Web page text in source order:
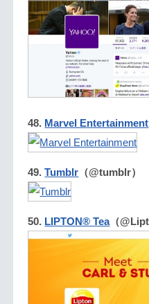
48. Marvel Entertainment
49.Tumblr （@tumblr）
50. LIPTON® Tea（